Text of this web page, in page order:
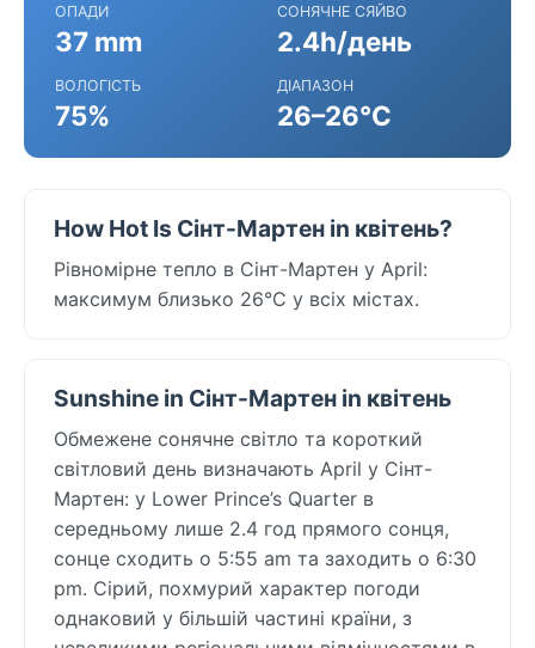
ОПАДИ
37 mm
СОНЯЧНЕ СЯЙВО
2.4h/день
ВОЛОГІСТЬ
75%
ДІАПАЗОН
26–26°C
How Hot Is Сінт-Мартен in квітень?
Рівномірне тепло в Сінт-Мартен у April:
максимум близько 26°C у всіх містах.
Sunshine in Сінт-Мартен in квітень
Обмежене сонячне світло та короткий
світловий день визначають April у Сінт-
Мартен: у Lower Prince’s Quarter в
середньому лише 2.4 год прямого сонця,
сонце сходить о 5:55 am та заходить о 6:30
pm. Сірий, похмурий характер погоди
однаковий у більшій частині країни, з